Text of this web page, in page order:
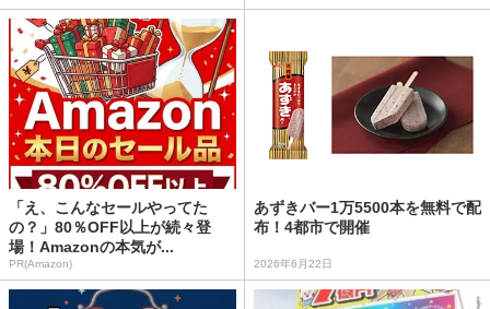
「え、こんなセールやってた
の？」80％OFF以上が続々登
場！Amazonの本気が...
PR(Amazon)
あずきバー1万5500本を無料で配
布！4都市で開催
2026年6月22日